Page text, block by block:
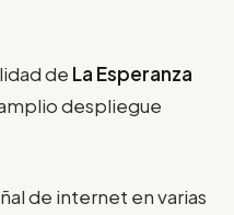
de La Esperanza
despliegue
de internet en varias